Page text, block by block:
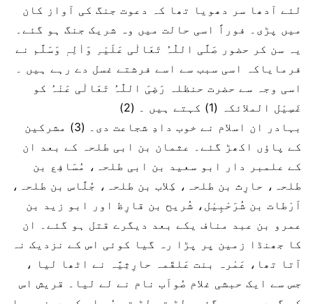
لئے آدھا سر دھویا تھا کہ دعوت جنگ کی آواز کان
میں پڑی۔ فوراً اسی حالت میں وہ شریک جنگ ہو گئے۔
یہ سن کر حضور صَلَّی اللّٰہُ تَعَالٰی عَلَیْہِ وَاٰلِہٖ وَسَلَّم نے
فرمایاکہ اسی سبب سے اسے فرشتے غسل دے رہے ہیں ۔
اسی وجہ سے حضرت حنظلہ رَضِیَ اللّٰہُ تَعَالٰی عَنْہُ کو
غَسِیْل الملائکہ (1) کہتے ہیں ۔ (2)
بہادر ان اسلام نے خوب دادِ شجاعت دی۔ (3) مشرکین
کے پاؤں اکھڑ گئے۔ عثمان بن ابی طلحہ کے بعد ان
کے علمبر دار ابو سعید بن ابی طلحہ، مُسَافِع بن
طلحہ، حارِث بن طلحہ، کِلاب بن طلحہ، جُلَّاس بن طلحہ،
اَرْطات بن شُرَحْبِیْل، شُریح بن قارِظ اور ابو زید بن
عمرو بن عبد مناف یکے بعد دیگرے قتل ہو گئے۔ ان
کا جھنڈا زمین پر پڑا رہ گیا کوئی اس کے نزدیک نہ
آتا تھا، عَمْرہ بنت عَلقَمہ حارِثِیَّہ نے اٹھا لیا ،
جس سے ایک حبشی غلام صُواَب نام نے لے لیا۔ قریش اس